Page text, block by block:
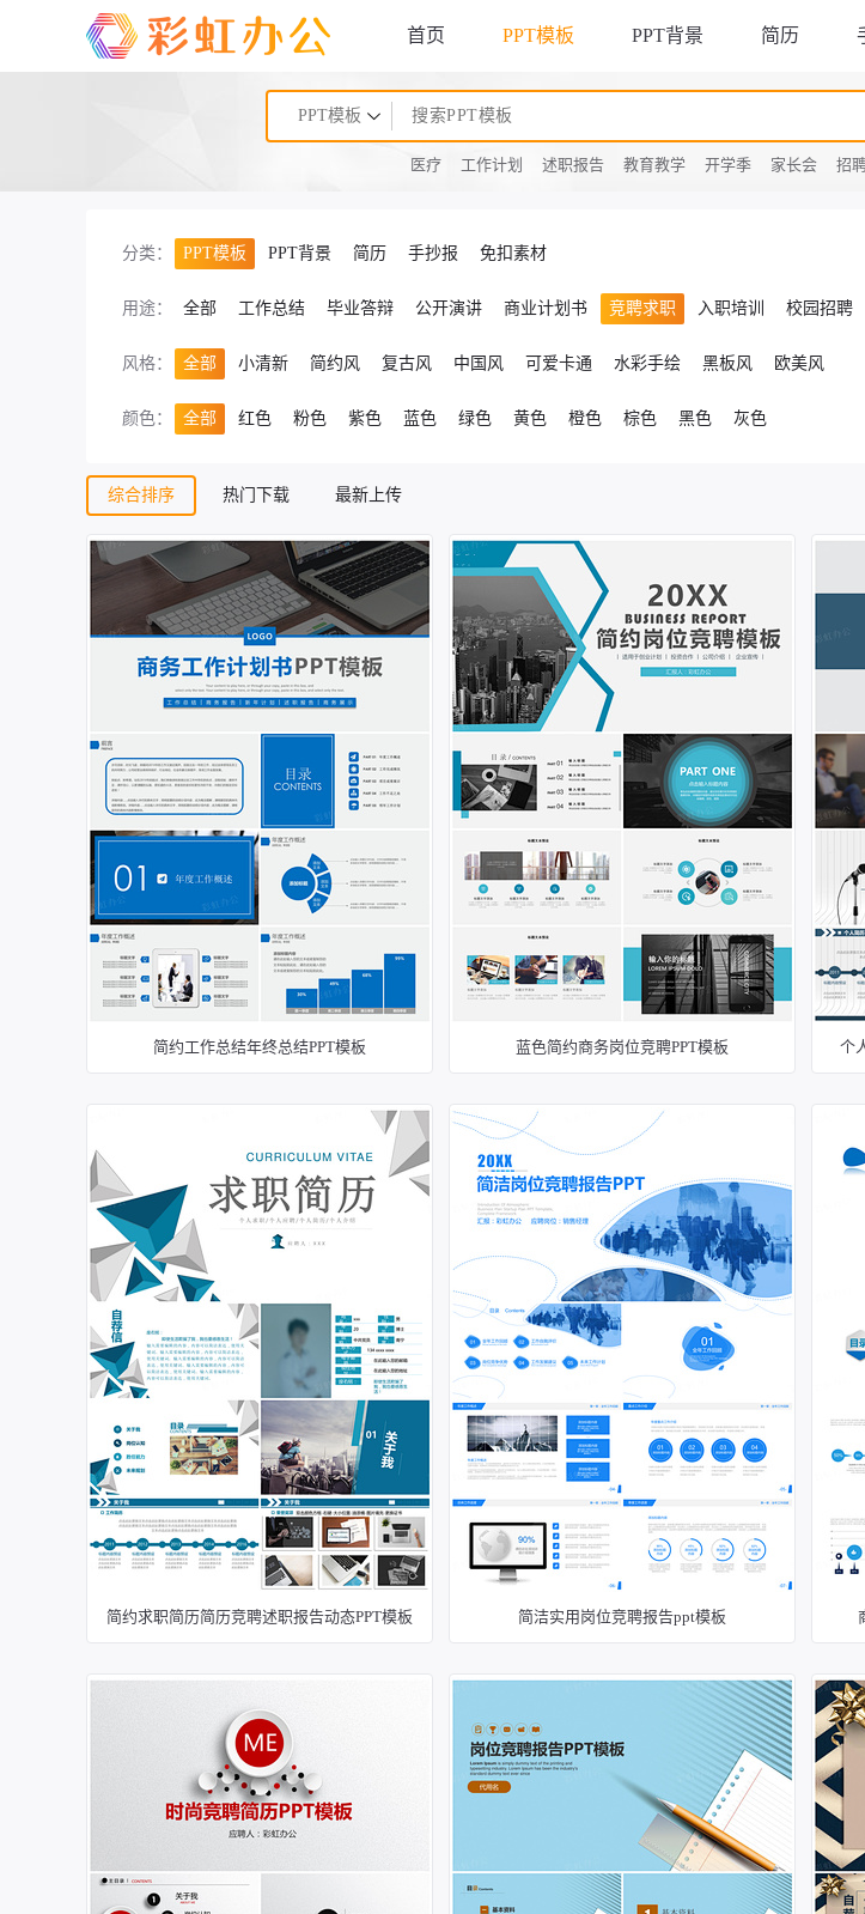
首页 PPT模板 PPT背景 简历
PPT模板
医疗 工作计划 述职报告 教育教学 开学季 家长会 招
分类： PPT模板 PPT背景 简历 手抄报 免扣素材
用途： 全部 工作总结 毕业答辩 公开演讲 商业计划书 竞聘求职 入职培训 校园招聘
风格： 全部 小清新 简约风 复古风 中国风 可爱卡通 水彩手绘 黑板风 欧美风
颜色： 全部 红色 粉色 紫色 蓝色 绿色 黄色 橙色 棕色 黑色 灰色
综合排序 热门下载 最新上传
简约工作总结年终总结PPT模板 蓝色简约商务岗位竞聘PPT模板 个
简约求职简历简历竞聘述职报告动态PPT模板 简洁实用岗位竞聘报告ppt模板